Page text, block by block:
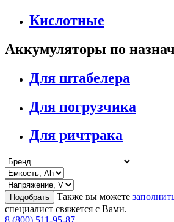
Кислотные
Аккумуляторы по
Для штабелера
Для погрузчика
Для ричтрака
Подобрать Также вы можете
специалист свяжется с Вами.